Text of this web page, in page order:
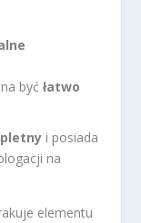
byćłatwo
i posiada
na
elementu